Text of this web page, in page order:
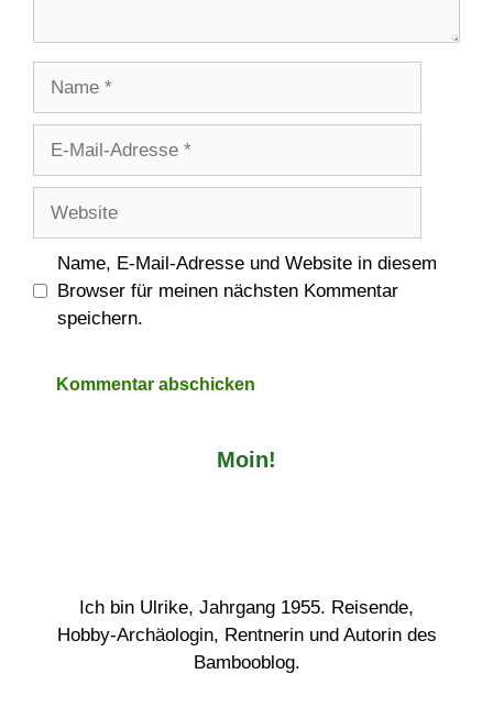
Adresse
Name, E-Mail-Adresse und Website in diesem
Browser für meinen nächsten Kommentar
speichern.
Moin!
Ich bin Ulrike, Jahrgang 1955. Reisende,
Hobby-Archäologin, Rentnerin und Autorin des
Bambooblog.